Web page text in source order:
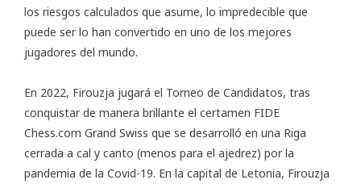
los riesgos calculados que asume, lo impredecible que
puede ser lo han convertido en uno de los mejores
jugadores del mundo.
En 2022, Firouzja jugará el Torneo de Candidatos, tras
conquistar de manera brillante el certamen FIDE
Chess.com Grand Swiss que se desarrolló en una Riga
cerrada a cal y canto (menos para el ajedrez) por la
pandemia de la Covid-19. En la capital de Letonia, Firouzja